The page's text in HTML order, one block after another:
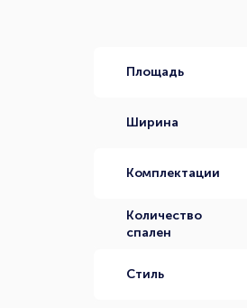
Площадь
Ширина
Комплектации
Количество
спален
Стиль